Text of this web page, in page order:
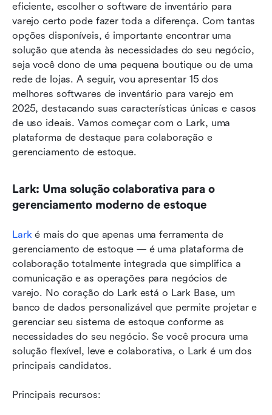
eficiente, escolher o software de inventário para
varejo certo pode fazer toda a diferença. Com tantas
opções disponíveis, é importante encontrar uma
solução que atenda às necessidades do seu negócio,
seja você dono de uma pequena boutique ou de uma
rede de lojas. A seguir, vou apresentar 15 dos
melhores softwares de inventário para varejo em
2025, destacando suas características únicas e casos
de uso ideais. Vamos começar com o Lark, uma
plataforma de destaque para colaboração e
gerenciamento de estoque.
Lark: Uma solução colaborativa para o
gerenciamento moderno de estoque
Lark é mais do que apenas uma ferramenta de
gerenciamento de estoque — é uma plataforma de
colaboração totalmente integrada que simplifica a
comunicação e as operações para negócios de
varejo. No coração do Lark está o Lark Base, um
banco de dados personalizável que permite projetar e
gerenciar seu sistema de estoque conforme as
necessidades do seu negócio. Se você procura uma
solução flexível, leve e colaborativa, o Lark é um dos
principais candidatos.
Principais recursos: